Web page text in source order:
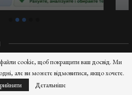
діяти закон про легалізацію
файли cookie, щоб покращити ваш досвід. Ми
але ви можете відмовитися, якщо хочете.
Детальніше